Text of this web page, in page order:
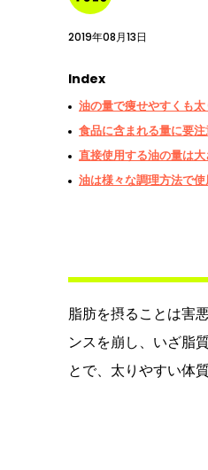
2019年08月13日
Index
油の量で痩せやすくも
食品に含まれる量に要注
直接使用する油の量は
油は様々な調理方法で使
脂肪を摂ることは害
ンスを崩し、いざ脂
とで、太りやすい体